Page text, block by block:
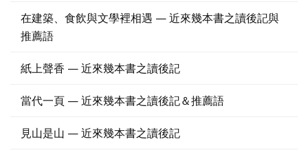
在建築、食飲與文學裡相遇 — 近來幾本書之讀後記與
推薦語
紙上聲香 — 近來幾本書之讀後記
當代一頁 — 近來幾本書之讀後記＆推薦語
見山是山 — 近來幾本書之讀後記